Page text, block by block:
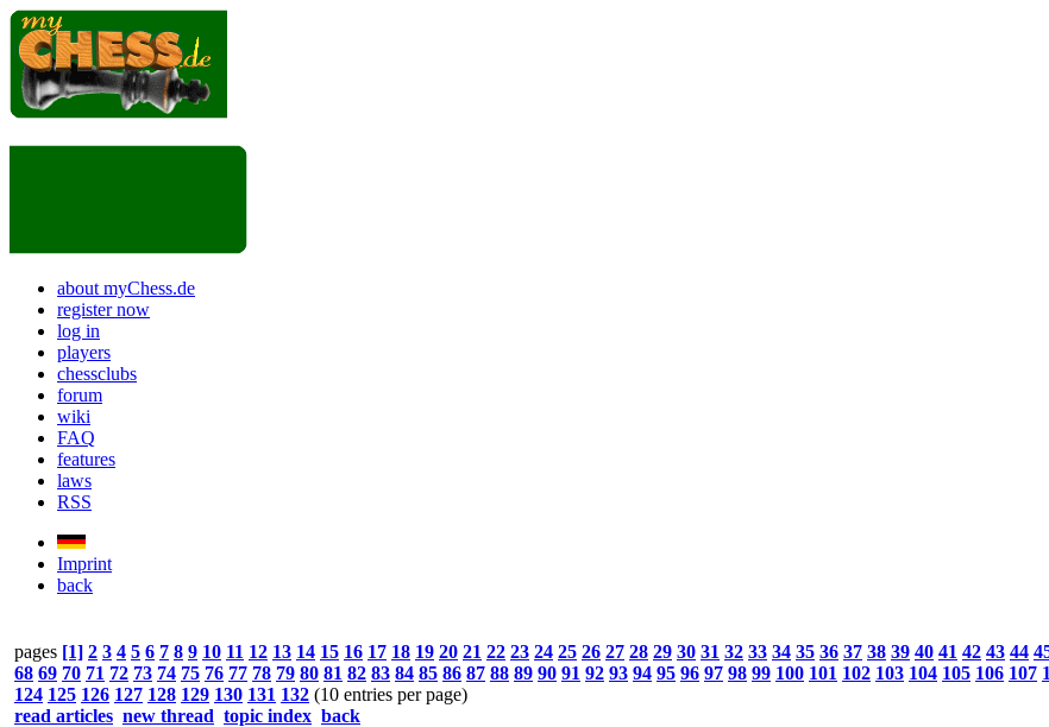
about myChess.de
register now
log in
players
chessclubs
forum
wiki
FAQ
features
laws
RSS
Imprint
back
pages [1] 2 3 4 5 6 7 8 9 10 11 12 13 14 15 16 17 18 19 20 21 22 23 24 25 26 27 28 29 30 31 32 33 34 35 36 37 38 39 40 41 42 43 44
68 69 70 71 72 73 74 75 76 77 78 79 80 81 82 83 84 85 86 87 88 89 90 91 92 93 94 95 96 97 98 99 100 101 102 103 104 105 106 107
124 125 126 127 128 129 130 131 132 (10 entries per page)
read articles new thread topic index back